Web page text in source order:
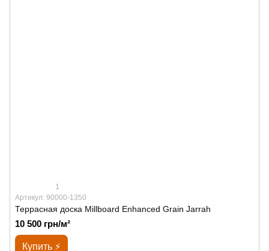
1
Артикул: 90000-1350
Террасная доска Millboard Enhanced Grain Jarrah
10 500 грн/м²
Купить ⚡